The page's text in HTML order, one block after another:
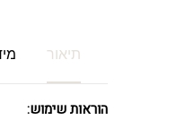
תיאור
הוראות שימוש: